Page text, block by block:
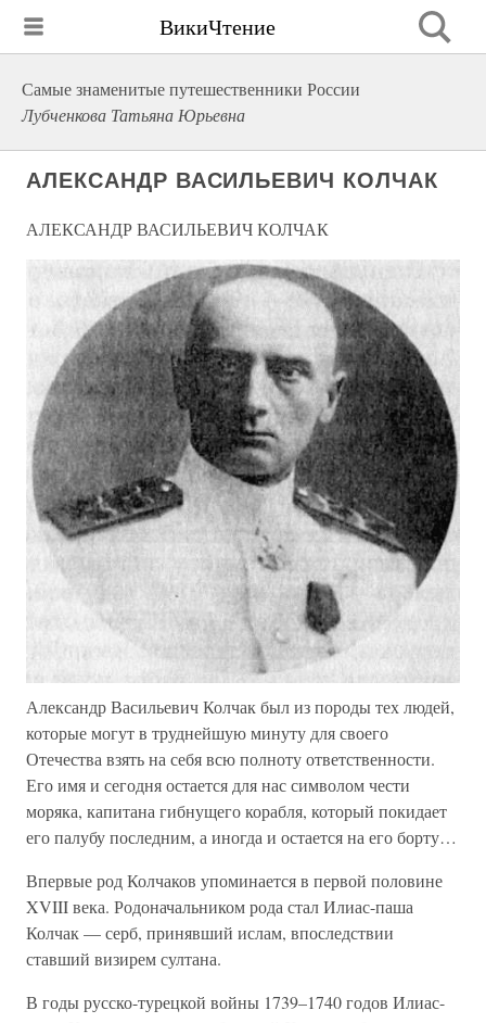
ВикиЧтение
Самые знаменитые путешественники России
Лубченкова Татьяна Юрьевна
АЛЕКСАНДР ВАСИЛЬЕВИЧ КОЛЧАК
АЛЕКСАНДР ВАСИЛЬЕВИЧ КОЛЧАК
Александр Васильевич Колчак был из породы тех людей,
которые могут в труднейшую минуту для своего
Отечества взять на себя всю полноту ответственности.
Его имя и сегодня остается для нас символом чести
моряка, капитана гибнущего корабля, который покидает
его палубу последним, а иногда и остается на его борту…
Впервые род Колчаков упоминается в первой половине
XVIII века. Родоначальником рода стал Илиас-паша
Колчак — серб, принявший ислам, впоследствии
ставший визирем султана.
В годы русско-турецкой войны 1739–1740 годов Илиас-